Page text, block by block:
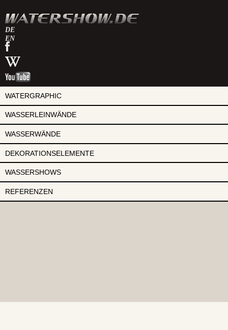
DE
EN
watershow
auf
facebook
watershow
bei
wikipedia
watershow
youtube
WATERGRAPHIC
WASSERLEINWÄNDE
WASSERWÄNDE
DEKORATIONSELEMENTE
WASSERSHOWS
REFERENZEN